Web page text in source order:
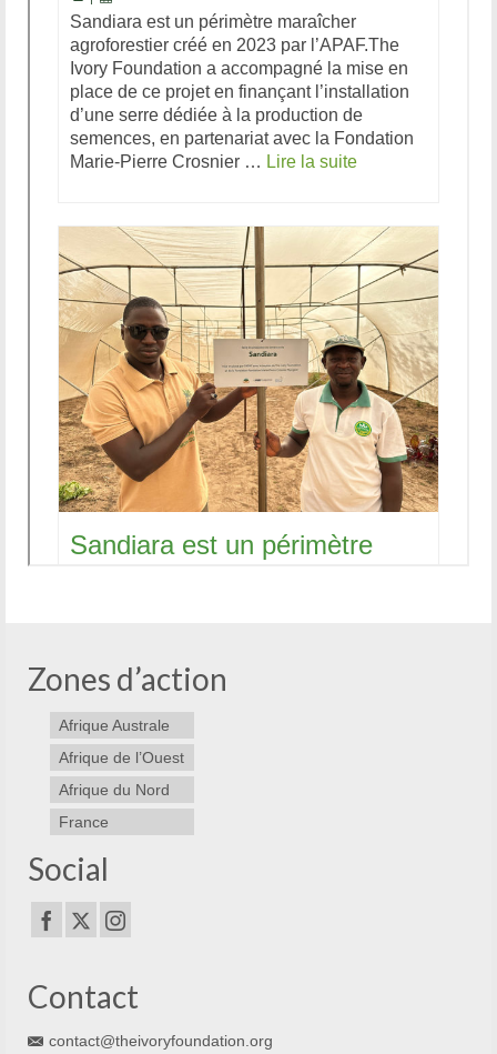
Zones d’action
Afrique Australe
Afrique de l’Ouest
Afrique du Nord
France
Social
Contact
contact@theivoryfoundation.org